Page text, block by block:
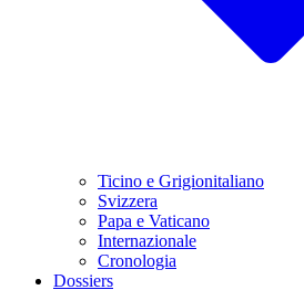
Ticino e Grigionitaliano
Svizzera
Papa e Vaticano
Internazionale
Cronologia
Dossiers